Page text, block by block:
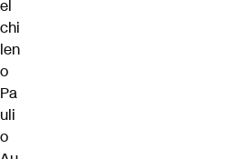
el
chi
len
o
Pa
uli
o